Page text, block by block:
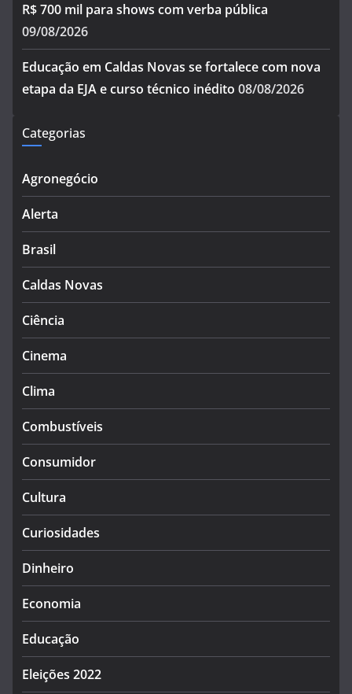
R$ 700 mil para shows com verba pública
09/08/2026
Educação em Caldas Novas se fortalece com nova
etapa da EJA e curso técnico inédito 08/08/2026
Categorias
Agronegócio
Alerta
Brasil
Caldas Novas
Ciência
Cinema
Clima
Combustíveis
Consumidor
Cultura
Curiosidades
Dinheiro
Economia
Educação
Eleições 2022